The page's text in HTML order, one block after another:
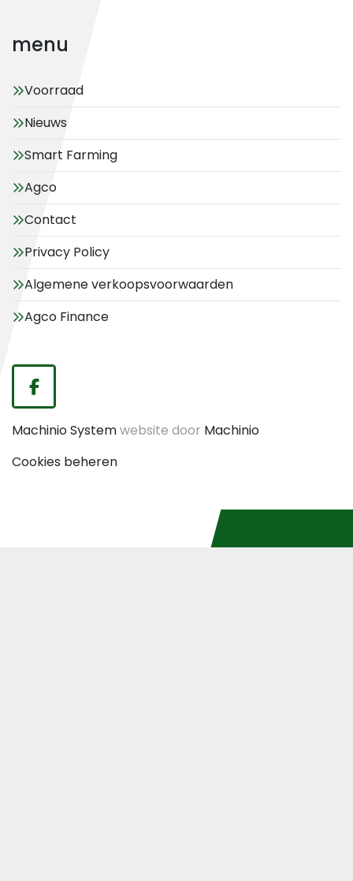
menu
Voorraad
Nieuws
Smart Farming
Agco
Contact
Privacy Policy
Algemene verkoopsvoorwaarden
Agco Finance
facebook
Machinio Systemwebsite door Machinio
Cookies beheren